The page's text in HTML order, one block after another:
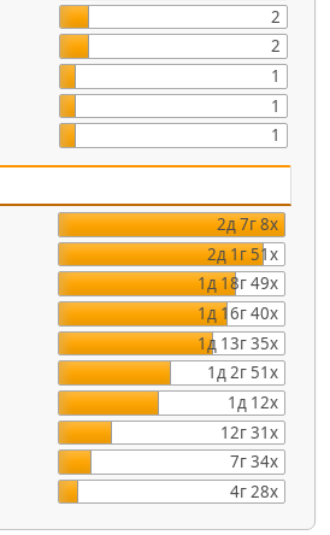
2
2
1
1
1
2д 7г 8х
2д 1г 51х
1д 18г 49х
1д 16г 40х
1д 13г 35х
1д 2г 51х
1д 12х
12г 31х
7г 34х
4г 28х